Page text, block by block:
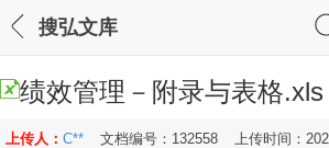
搜弘文库
绩效管理－附录与表格.xls
上传人： C** 文档编号：132558 上传时间：